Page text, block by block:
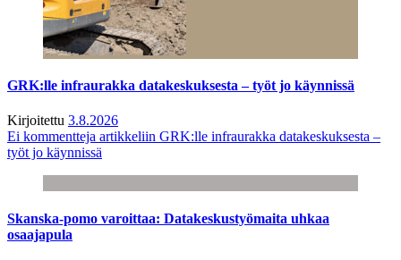
GRK:lle infraurakka datakeskuksesta – työt jo käynnissä
Kirjoitettu 3.8.2026
Ei kommentteja artikkeliin GRK:lle infraurakka datakeskuksesta –
työt jo käynnissä
Skanska-pomo varoittaa: Datakeskustyömaita uhkaa
osaajapula